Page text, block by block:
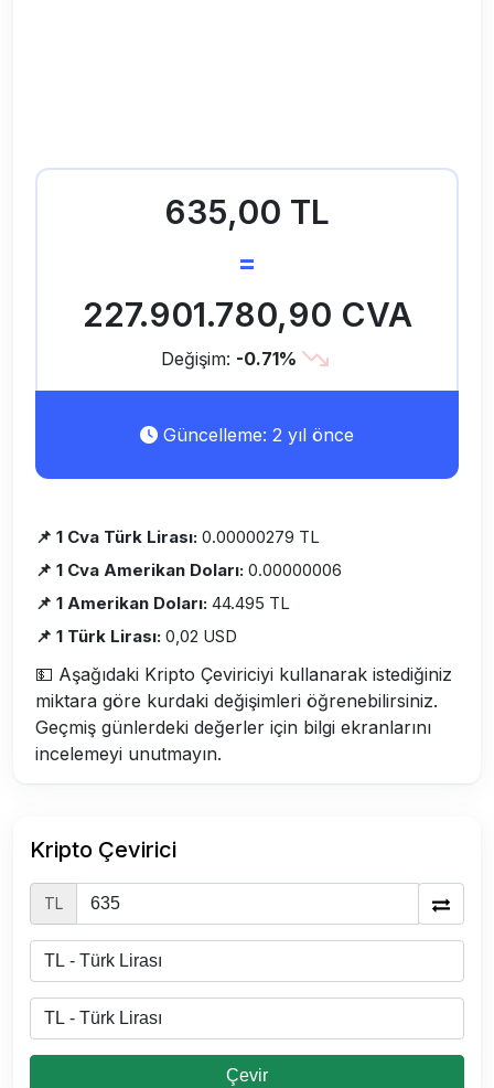
635,00 TL
=
227.901.780,90 CVA
Değişim: -0.71%
Güncelleme: 2 yıl önce
📌 1 Cva Türk Lirası: 0.00000279 TL
📌 1 Cva Amerikan Doları: 0.00000006
📌 1 Amerikan Doları: 44.495 TL
📌 1 Türk Lirası: 0,02 USD
💵 Aşağıdaki Kripto Çeviriciyi kullanarak istediğiniz
miktara göre kurdaki değişimleri öğrenebilirsiniz.
Geçmiş günlerdeki değerler için bilgi ekranlarını
incelemeyi unutmayın.
Kripto Çevirici
TL
Çevir